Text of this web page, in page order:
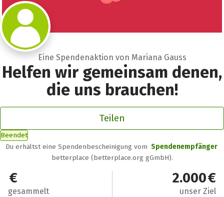
Eine Spendenaktion von Mariana Gauss
Helfen wir gemeinsam denen,
die uns brauchen!
Teilen
Beendet
Du erhältst eine Spendenbescheinigung vom Spendenempfänger
betterplace (betterplace.org gGmbH).
0 €
gesammelt
2.000 €
unser Ziel